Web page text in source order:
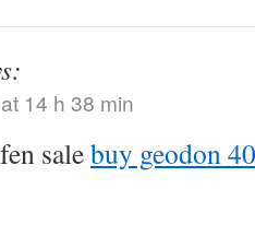
14 h 38 min
salebuy geodon